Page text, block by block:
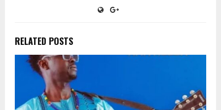
RELATED POSTS